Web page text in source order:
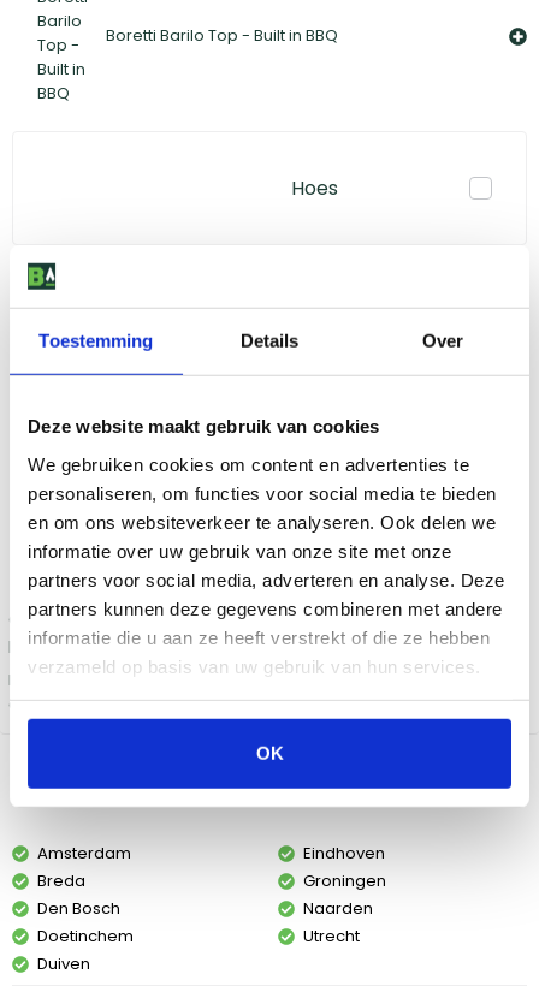
Toestemming Details Over
Deze website maakt gebruik van cookies
We gebruiken cookies om content en advertenties te
personaliseren, om functies voor social media te bieden
en om ons websiteverkeer te analyseren. Ook delen we
informatie over uw gebruik van onze site met onze
partners voor social media, adverteren en analyse. Deze
partners kunnen deze gegevens combineren met andere
informatie die u aan ze heeft verstrekt of die ze hebben
verzameld op basis van uw gebruik van hun services.
OK
Boretti Barilo Top - Built in BBQ
Hoes
1ᵉ accessoire
Kies alternatief
2ᵉ accessoire
Kies alternatief
0,-
Ontvanggegarandeerd kortingop dit product. Vraag naar jouw
persoonlijke deal en ontvang een mooie korting!
Bekijk de
actievoorwaarden
Bekijk dit product in onze winkels
Amsterdam
Breda
Den Bosch
Doetinchem
Duiven
Eindhoven
Groningen
Naarden
Utrecht